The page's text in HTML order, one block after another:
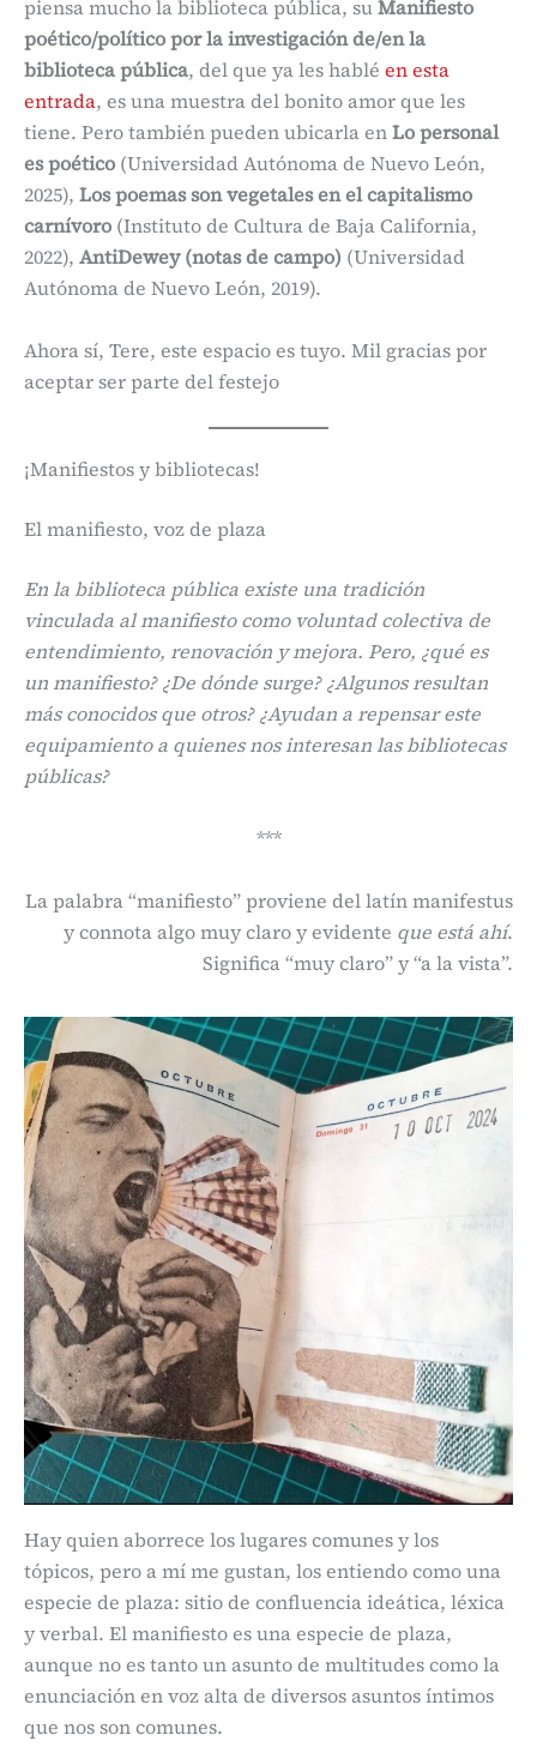
piensa mucho la biblioteca pública, suManifiesto
poético/político por la investigación de/en la
biblioteca pública, del que ya les hablé en esta
entrada, es una muestra del bonito amor que les
tiene. Pero también pueden ubicarla enLo personal
es poético (Universidad Autónoma de Nuevo León,
2025), Los poemas son vegetales en el capitalismo
carnívoro (Instituto de Cultura de Baja California,
2022), AntiDewey (notas de campo) (Universidad
Autónoma de Nuevo León, 2019).
Ahora sí, Tere, este espacio es tuyo. Mil gracias por
aceptar ser parte del festejo
¡Manifiestos y bibliotecas!
El manifiesto, voz de plaza
En la biblioteca pública existe una tradición
vinculada al manifiesto como voluntad colectiva de
entendimiento, renovación y mejora. Pero, ¿qué es
un manifiesto? ¿De dónde surge? ¿Algunos resultan
más conocidos que otros? ¿Ayudan a repensar este
equipamiento a quienes nos interesan las bibliotecas
públicas?
***
La palabra “manifiesto” proviene del latín manifestus
y connota algo muy claro y evidente que está ahí.
Significa “muy claro” y “a la vista”.
Hay quien aborrece los lugares comunes y los
tópicos, pero a mí me gustan, los entiendo como una
especie de plaza: sitio de confluencia ideática, léxica
y verbal. El manifiesto es una especie de plaza,
aunque no es tanto un asunto de multitudes como la
enunciación en voz alta de diversos asuntos íntimos
que nos son comunes.